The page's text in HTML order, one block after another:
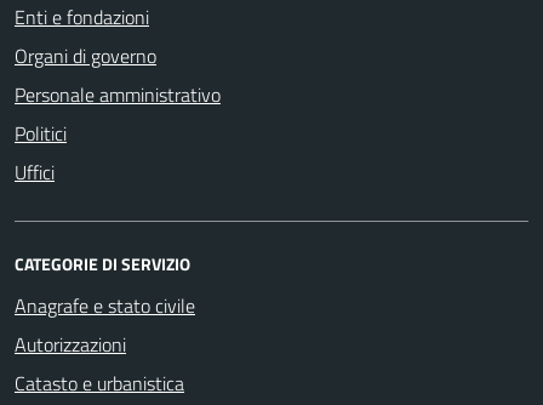
Enti e fondazioni
Organi di governo
Personale amministrativo
Politici
Uffici
CATEGORIE DI SERVIZIO
Anagrafe e stato civile
Autorizzazioni
Catasto e urbanistica